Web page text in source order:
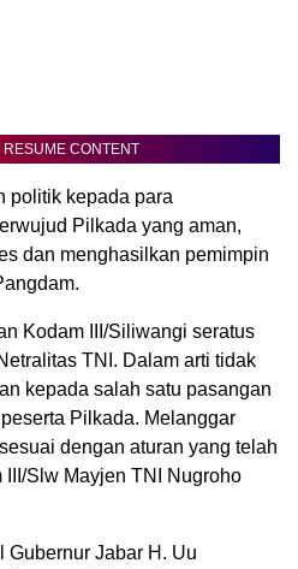
CONTENT
politik kepada para
Pilkada yang aman,
dan menghasilkan pemimpin
Kodam III/Siliwangi seratus
TNI. Dalam arti tidak
kepada salah satu pasangan
Pilkada. Melanggar
dengan aturan yang telah
III/Slw Mayjen TNI Nugroho
Gubernur Jabar H. Uu